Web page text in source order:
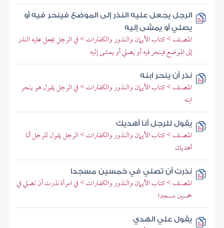
الرجل يجعل عليه النذر إلى الموضع فينحر فيه أو
يصلي أو يمشى إليه
المصنف > كتاب الأيمان والنذور والكفارات > في الرجل يجعل عليه النذر
إلى الموضع فينحر فيه أو يصلي أو يمشى إليه
نذر أن ينحر ابنه
المصنف > كتاب الأيمان والنذور والكفارات > في الرجل يقول هو ينحر
ابنه
يقول للرجل أنا أهديك
المصنف > كتاب الأيمان والنذور والكفارات > الرجل يقول للرجل أنا
أهديك
نذرت أن تصلي في خمسين مسجدا
المصنف > كتاب الأيمان والنذور والكفارات > في امرأة نذرت أن تصلي في
خمسين مسجدا
يقول علي الهدي